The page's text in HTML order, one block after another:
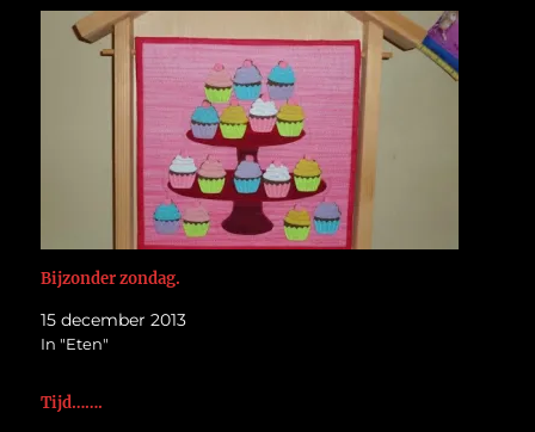
Bijzonder zondag.
15 december 2013
In "Eten"
Tijd…….